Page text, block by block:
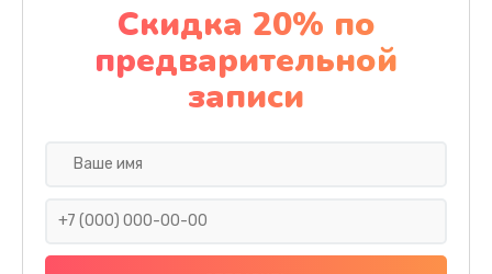
Чистка от пыли
1060 руб.
Заказать
Скидка 20% по
предварительной
записи